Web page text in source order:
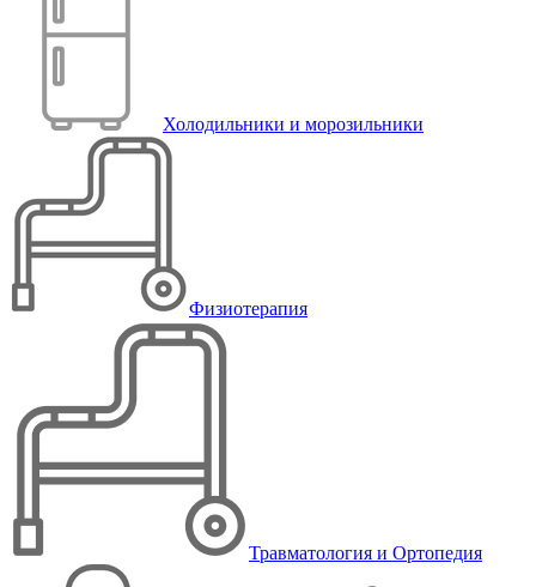
Холодильники и морозильники
Физиотерапия
Травматология и Ортопедия